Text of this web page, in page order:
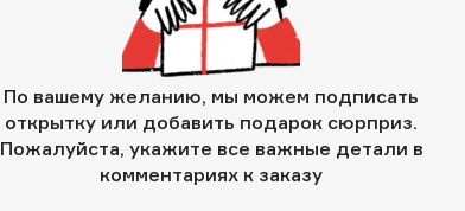
По вашему желанию, мы можем подписать
открытку или добавить подарок сюрприз.
Пожалуйста, укажите все важные детали в
комментариях к заказу